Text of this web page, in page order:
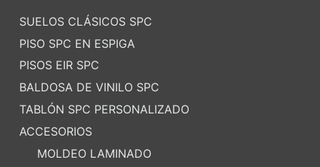
SUELOS CLÁSICOS SPC
PISO SPC EN ESPIGA
PISOS EIR SPC
BALDOSA DE VINILO SPC
TABLÓN SPC PERSONALIZADO
ACCESORIOS
MOLDEO LAMINADO